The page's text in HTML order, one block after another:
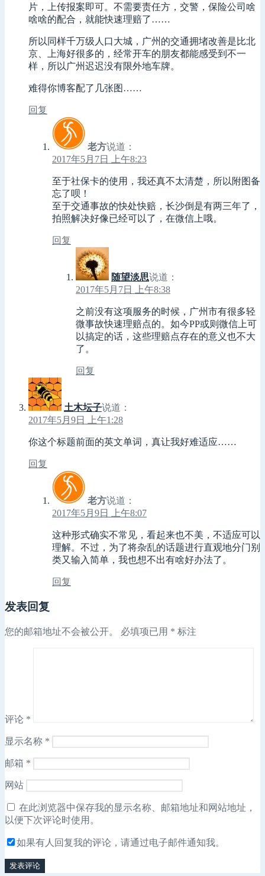
片，上传报案即可。不需要责任方，交警，保险公司啥
啥啥的配合，就能快速理赔了……
所以同样千万级人口大城，广州的交通拥堵改善是比北
京、上海好很多的，经常开车的朋友都能感受到不一
样，所以广州迟迟没有限外地车牌。
难得你博客配了几张图……
回复
老方说道：
2017年5月7日 上午8:23
至于社保卡的使用，我还真不太清楚，所以附图备
忘了呗！
至于交通事故的快处快赔，长沙倒是有两三年了，
拍照解决好像已经可以了，在微信上哦。
回复
随望淡思说道：
2017年5月7日 上午8:38
之前没有这项服务的时候，广州市有很多轻
微事故快速理赔点的。如今PP或则微信上可
以搞定的话，这些理赔点存在的意义也不大
了。
回复
土木坛子说道：
2017年5月9日 上午1:28
你这个标题前面的英文单词，真让我好难适应……
回复
老方说道：
2017年5月9日 上午8:07
这种形式确实不常见，看起来也不美，不适应可以
理解。不过，为了将杂乱的话题进行直观地分门别
类又输入简单，我也想不出有啥好办法了。
回复
发表回复
您的邮箱地址不会被公开。 必填项已用 * 标注
评论 *
显示名称 *
邮箱 *
网站
在此浏览器中保存我的显示名称、邮箱地址和网站地址，
以便下次评论时使用。
如果有人回复我的评论，请通过电子邮件通知我。